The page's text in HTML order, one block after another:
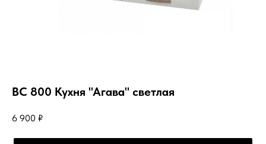
ВС 800 Кухня "Агава" светлая
6 900 ₽